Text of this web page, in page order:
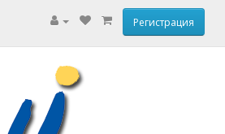
Регистрация